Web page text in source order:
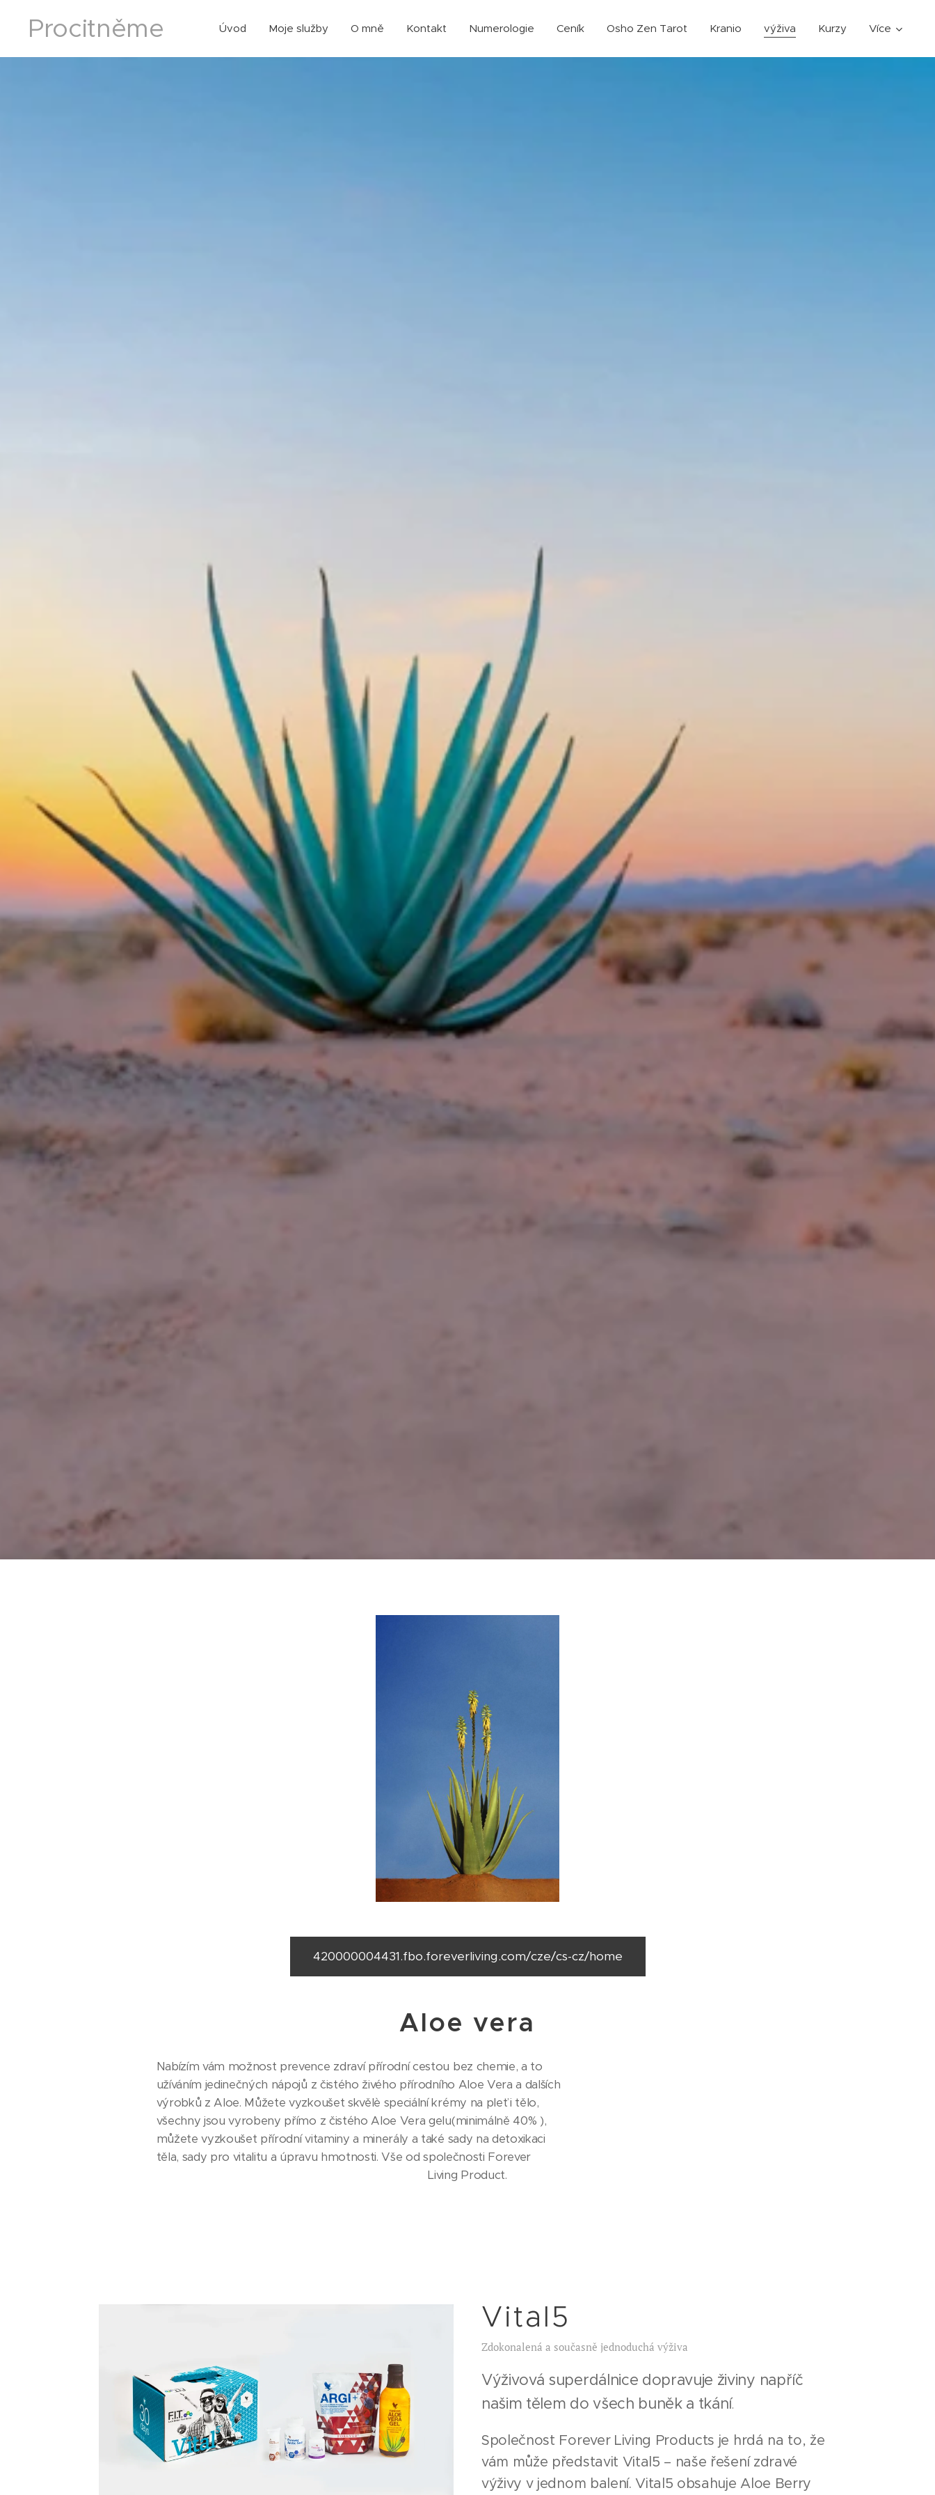
Procitněme Úvod Moje služby O mně Kontakt Numerologie Ceník Osho Zen Tarot Kranio výživa Kurzy Více
420000004431.fbo.foreverliving.com/cze/cs-cz/home
Aloe vera
Nabízím vám možnost prevence zdraví přírodní cestou bez chemie, a to
užíváním jedinečných nápojů z čistého živého přírodního Aloe Vera a dalších
výrobků z Aloe. Můžete vyzkoušet skvělè speciální krémy na pleť i tělo,
všechny jsou vyrobeny přímo z čistého Aloe Vera gelu(minimálně 40% ),
můžete vyzkoušet přírodní vitaminy a minerály a také sady na detoxikaci
těla, sady pro vitalitu a úpravu hmotnosti. Vše od společnosti Forever
Living Product.
Vital5
Zdokonalená a současně jednoduchá výživa
Výživová superdálnice dopravuje živiny napříč
našim tělem do všech buněk a tkání.
Společnost Forever Living Products je hrdá na to, že
vám může představit Vital5 – naše řešení zdravé
výživy v jednom balení. Vital5 obsahuje Aloe Berry